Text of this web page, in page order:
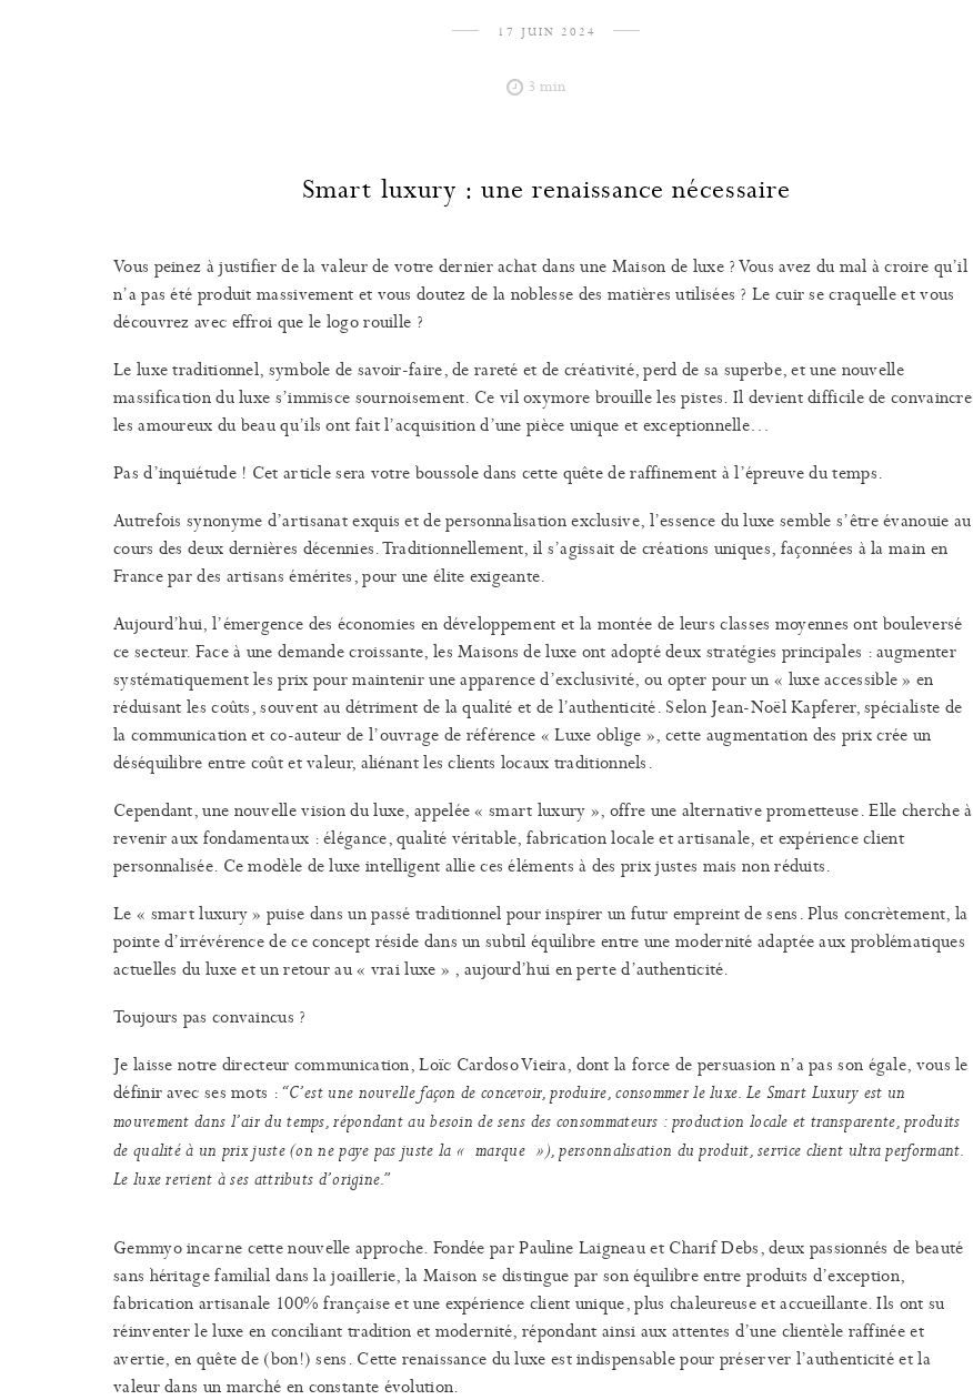
17 JUIN 2024
3 min
Smart luxury : une renaissance nécessaire
Vous peinez à justifier de la valeur de votre dernier achat dans une Maison de luxe ? Vous avez du mal à croire qu’il
n’a pas été produit massivement et vous doutez de la noblesse des matières utilisées ? Le cuir se craquelle et vous
découvrez avec effroi que le logo rouille ?
Le luxe traditionnel, symbole de savoir-faire, de rareté et de créativité, perd de sa superbe, et une nouvelle
massification du luxe s’immisce sournoisement. Ce vil oxymore brouille les pistes. Il devient difficile de convaincre
les amoureux du beau qu’ils ont fait l’acquisition d’une pièce unique et exceptionnelle…
Pas d’inquiétude ! Cet article sera votre boussole dans cette quête de raffinement à l’épreuve du temps.
Autrefois synonyme d’artisanat exquis et de personnalisation exclusive, l’essence du luxe semble s’être évanouie au
cours des deux dernières décennies. Traditionnellement, il s’agissait de créations uniques, façonnées à la main en
France par des artisans émérites, pour une élite exigeante.
Aujourd’hui, l’émergence des économies en développement et la montée de leurs classes moyennes ont bouleversé
ce secteur. Face à une demande croissante, les Maisons de luxe ont adopté deux stratégies principales : augmenter
systématiquement les prix pour maintenir une apparence d’exclusivité, ou opter pour un « luxe accessible » en
réduisant les coûts, souvent au détriment de la qualité et de l’authenticité. Selon Jean-Noël Kapferer, spécialiste de
la communication et co-auteur de l’ouvrage de référence « Luxe oblige », cette augmentation des prix crée un
déséquilibre entre coût et valeur, aliénant les clients locaux traditionnels.
Cependant, une nouvelle vision du luxe, appelée « smart luxury », offre une alternative prometteuse. Elle cherche à
revenir aux fondamentaux : élégance, qualité véritable, fabrication locale et artisanale, et expérience client
personnalisée. Ce modèle de luxe intelligent allie ces éléments à des prix justes mais non réduits.
Le « smart luxury » puise dans un passé traditionnel pour inspirer un futur empreint de sens. Plus concrètement, la
pointe d’irrévérence de ce concept réside dans un subtil équilibre entre une modernité adaptée aux problématiques
actuelles du luxe et un retour au « vrai luxe » , aujourd’hui en perte d’authenticité.
Toujours pas convaincus ?
Je laisse notre directeur communication, Loïc Cardoso Vieira, dont la force de persuasion n’a pas son égale, vous le
définir avec ses mots : “C’est une nouvelle façon de concevoir, produire, consommer le luxe. Le Smart Luxury est un
mouvement dans l’air du temps, répondant au besoin de sens des consommateurs : production locale et transparente, produits
de qualité à un prix juste (on ne paye pas juste la « marque »), personnalisation du produit, service client ultra performant.
Le luxe revient à ses attributs d’origine.”
Gemmyo incarne cette nouvelle approche. Fondée par Pauline Laigneau et Charif Debs, deux passionnés de beauté
sans héritage familial dans la joaillerie, la Maison se distingue par son équilibre entre produits d’exception,
fabrication artisanale 100% française et une expérience client unique, plus chaleureuse et accueillante. Ils ont su
réinventer le luxe en conciliant tradition et modernité, répondant ainsi aux attentes d’une clientèle raffinée et
avertie, en quête de (bon!) sens. Cette renaissance du luxe est indispensable pour préserver l’authenticité et la
valeur dans un marché en constante évolution.